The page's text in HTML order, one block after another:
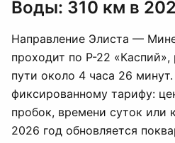
Воды: 310 км в
Направление Элиста —
проходит по Р-22 «Каспий»,
пути около 4 часа 26
фиксированному тарифу:
пробок, времени суток или
2026 год обновляется